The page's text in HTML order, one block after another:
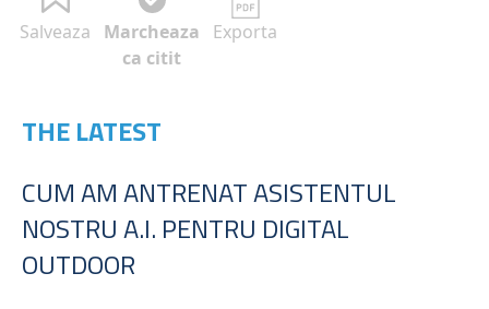
Salveaza
Marcheaza
ca citit
Exporta
THE LATEST
CUM AM ANTRENAT ASISTENTUL
NOSTRU A.I. PENTRU DIGITAL
OUTDOOR